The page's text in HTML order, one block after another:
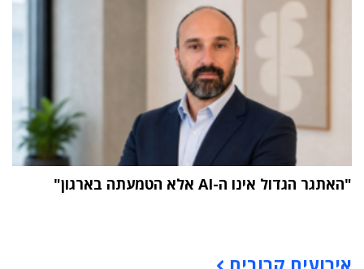
"האתגר הגדול אינו ה-AI אלא הטמעתה בארגון"
אירועים קרובים